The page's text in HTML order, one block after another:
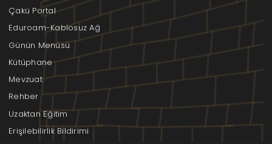
Çakü Portal
Eduroam-Kablosuz Ağ
Günün Menüsü
Kütüphane
Mevzuat
Rehber
Uzaktan Eğitim
Erişilebilirlik Bildirimi